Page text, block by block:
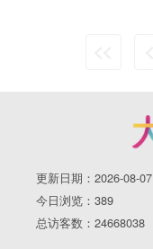
更新日期：2026-08-07
今日浏览：389
总访客数：24668038